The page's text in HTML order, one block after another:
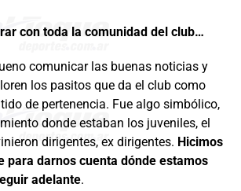
con toda la comunidad del club…
comunicar las buenas noticias y
los pasitos que da el club como
de pertenencia. Fue algo simbólico,
donde estaban los juveniles, el
dirigentes, ex dirigentes. Hicimos
para darnos cuenta dónde estamos
adelante.